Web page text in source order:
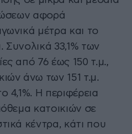
αφορά
μέτρα και το
Συνολικά 33,1% των
από 76 έως 150 τ.μ.,
άνω των 151 τ.μ.
4,1%. Η περιφέρεια
κατοικιών σε
κέντρα, κάτι που